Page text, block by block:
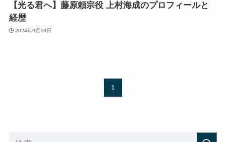
【光る君へ】藤原頼宗役 上村海成のプロフィールと
経歴
2024年9月13日
1